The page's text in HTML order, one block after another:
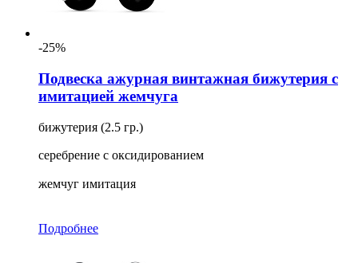
-25%
Подвеска ажурная винтажная бижутерия с
имитацией жемчуга
бижутерия (2.5 гр.)
серебрение с оксидированием
жемчуг имитация
Подробнее